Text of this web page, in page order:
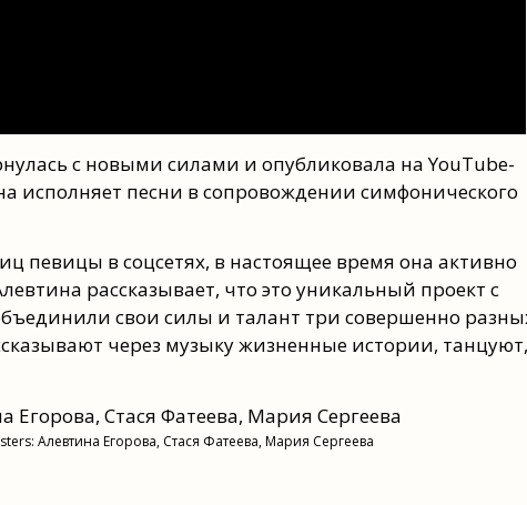
с новыми силами и опубликовала на YouTube-
исполняет песни в сопровождении симфонического
певицы в соцсетях, в настоящее время она активно
рассказывает, что это уникальный проект с
свои силы и талант три совершенно
через музыку жизненные истории,
Алевтина Егорова, Стася Фатеева, Мария Сергеева